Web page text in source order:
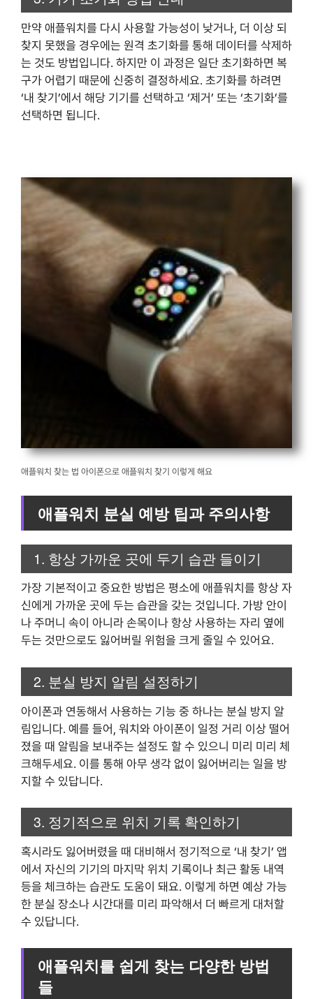
만약 애플워치를 다시 사용할 가능성이 낮거나, 더 이상 되
찾지 못했을 경우에는 원격 초기화를 통해 데이터를 삭제하
는 것도 방법입니다. 하지만 이 과정은 일단 초기화하면 복
구가 어렵기 때문에 신중히 결정하세요. 초기화를 하려면
‘내 찾기’에서 해당 기기를 선택하고 ‘제거’ 또는 ‘초기화’를
선택하면 됩니다.
애플워치 찾는 법 아이폰으로 애플워치 찾기 이렇게 해요
애플워치 분실 예방 팁과 주의사항
1. 항상 가까운 곳에 두기 습관 들이기
가장 기본적이고 중요한 방법은 평소에 애플워치를 항상 자
신에게 가까운 곳에 두는 습관을 갖는 것입니다. 가방 안이
나 주머니 속이 아니라 손목이나 항상 사용하는 자리 옆에
두는 것만으로도 잃어버릴 위험을 크게 줄일 수 있어요.
2. 분실 방지 알림 설정하기
아이폰과 연동해서 사용하는 기능 중 하나는 분실 방지 알
림입니다. 예를 들어, 워치와 아이폰이 일정 거리 이상 떨어
졌을 때 알림을 보내주는 설정도 할 수 있으니 미리 미리 체
크해두세요. 이를 통해 아무 생각 없이 잃어버리는 일을 방
지할 수 있답니다.
3. 정기적으로 위치 기록 확인하기
혹시라도 잃어버렸을 때 대비해서 정기적으로 ‘내 찾기’ 앱
에서 자신의 기기의 마지막 위치 기록이나 최근 활동 내역
등을 체크하는 습관도 도움이 돼요. 이렇게 하면 예상 가능
한 분실 장소나 시간대를 미리 파악해서 더 빠르게 대처할
수 있답니다.
애플워치를 쉽게 찾는 다양한 방법
들